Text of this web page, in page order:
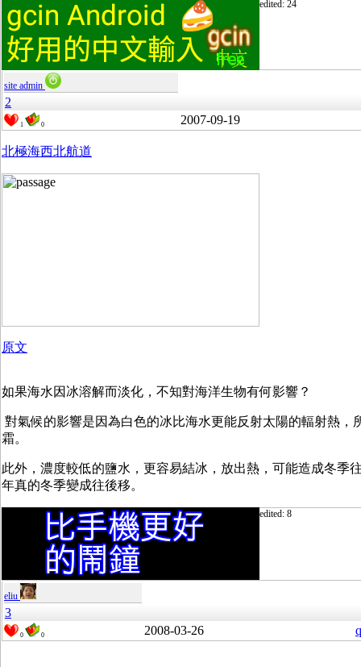
edited: 24
site admin
2
1 0 2007-09-19
北極海西北航道
原文
如果海水因冰溶解而淡化，不知對海洋生物有何影響？
對氣候的影響是因為白色的冰比海水更能反射太陽的輻射熱，
霜。
此外，濃度較低的鹽水，更容易結冰，放出熱，可能造成冬季
年真的冬季變成往後移。
edited: 8
eliu
3
0 0 2008-03-26